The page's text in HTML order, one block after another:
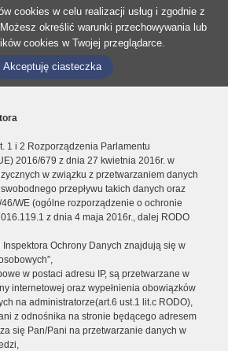
cookies w celu realizacji usług i zgodnie z
określić warunki przechowywania lub
cookies w Twojej przeglądarce.
Akceptuję ciasteczka
1 i 2 Rozporządzenia Parlamentu
2016/679 z dnia 27 kwietnia 2016r. w
w związku z przetwarzaniem danych
przepływu takich danych oraz
WE (ogólne rozporządzenie o ochronie
z dnia 4 maja 2016r., dalej RODO
Ochrony Danych znajdują się w
w postaci adresu IP, są przetwarzane w
internetowej oraz wypełnienia obowiązków
na administratorze(art.6 ust.1 lit.c RODO),
z odnośnika na stronie będącego adresem
się Pan/Pani na przetwarzanie danych w